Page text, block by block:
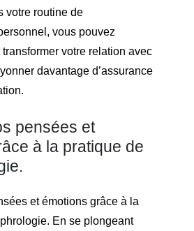
votre routine de
vous pouvez
votre relation avec
davantage d’assurance
pensées et
à la pratique de
et émotions grâce à la
En se plongeant